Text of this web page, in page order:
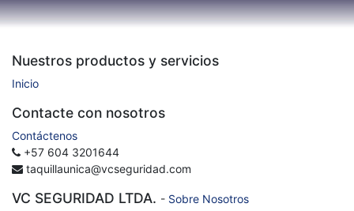
Nuestros productos y servicios
Inicio
Contacte con nosotros
Contáctenos
+57 604 3201644
taquillaunica@vcseguridad.com
VC SEGURIDAD LTDA. - Sobre Nosotros